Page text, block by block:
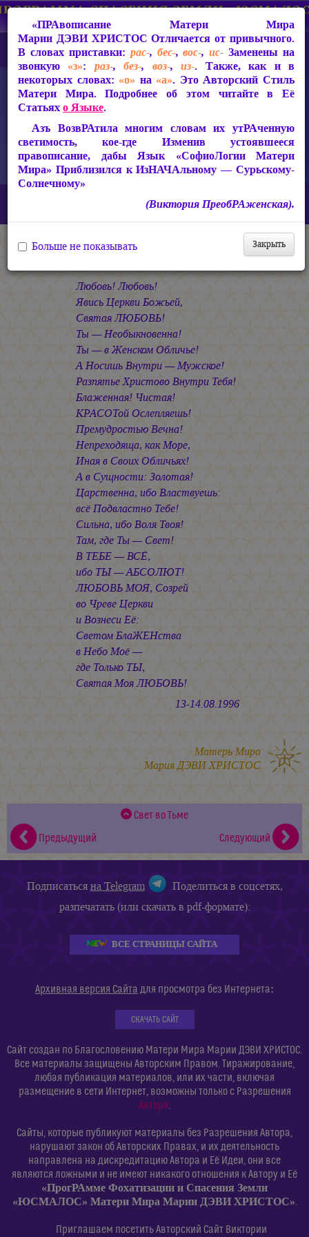
СакРАльная Поэзия Матери Мира
Свет во Тьме Святая ЛЮБОВЬ
Святая ЛЮБОВЬ
Любовь! Любовь!
Явись Церкви Божьей,
Святая ЛЮБОВЬ!
Ты — Необыкновенна!
Ты — в Женском Обличье!
А Носишь Внутри — Мужское!
Разпятье Христово Внутри Тебя!
Блаженная! Чистая!
КРАСОТой Ослепляешь!
Премудростью Вечна!
Непреходяща, как Море,
Иная в Своих Обличьях!
А в Сущности: Золотая!
Царственна, ибо Властвуешь:
всё Подвластно Тебе!
Сильна, ибо Воля Твоя!
Там, где Ты — Свет!
В ТЕБЕ — ВСЁ,
ибо ТЫ — АБСОЛЮТ!
ЛЮБОВЬ МОЯ, Созрей
во Чреве Церкви
и Вознеси Её:
Светом БлаЖЕНства
в Небо Моё —
где Только ТЫ,
Святая Моя ЛЮБОВЬ!
13-14.08.1996
Матерь Мира
Мария ДЭВИ ХРИСТОС
Свет во Тьме
Предыдущий
Следующий
«ПРАвописание Матери Мира
Марии ДЭВИ ХРИСТОС Отличается от привычного.
В словах приставки: рас-, бес-,вос-,ис- Заменены на
звонкую «з»: раз-,без-, воз-,из-. Также, как и в
некоторых словах: «о» на «а». Это Авторский Стиль
Матери Мира. Подробнее об этом читайте в Её
Статьяхо Языке.
Азъ ВозвРАтила многим словам их утРАченную
светимость, кое-где Изменив устоявшееся
правописание, дабы Язык «СофиоЛогии Матери
Мира» Приблизился к ИзНАЧАльному — Сурьскому-
Солнечному»
(Виктория ПреобРАженская).
Закрыть
Больше не показывать
Подписатьсяна Telegram
Поделиться в соцсетях,
разпечатать (или скачать в pdf-формате):
ВСЕ СТРАНИЦЫ САЙТА
Архивная версия Сайта для просмотра без Интернета:
СКАЧАТЬ САЙТ
Сайт создан по Благословению Матери Мира Марии ДЭВИ ХРИСТОС.
Все материалы защищены Авторским Правом. Тиражирование,
любая публикация материалов, или их части, включая
размещение в сети Интернет, возможны только с Разрешения
Автора.
Сайты, которые публикуют материалы без Разрешения Автора,
нарушают закон об Авторских Правах, и их деятельность
направлена на дискредитацию Автора и Её Идеи, они все
являются ложными и не имеют никакого отношения к Автору и Её
«ПрогРАмме Фохатизации и Спасения Земли
«ЮСМАЛОС» Матери Мира Марии ДЭВИ ХРИСТОС».
Приглашаем посетить Авторский Сайт Виктории